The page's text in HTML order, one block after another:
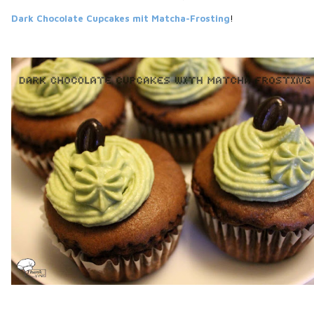
Dark Chocolate Cupcakes mit Matcha-Frosting!